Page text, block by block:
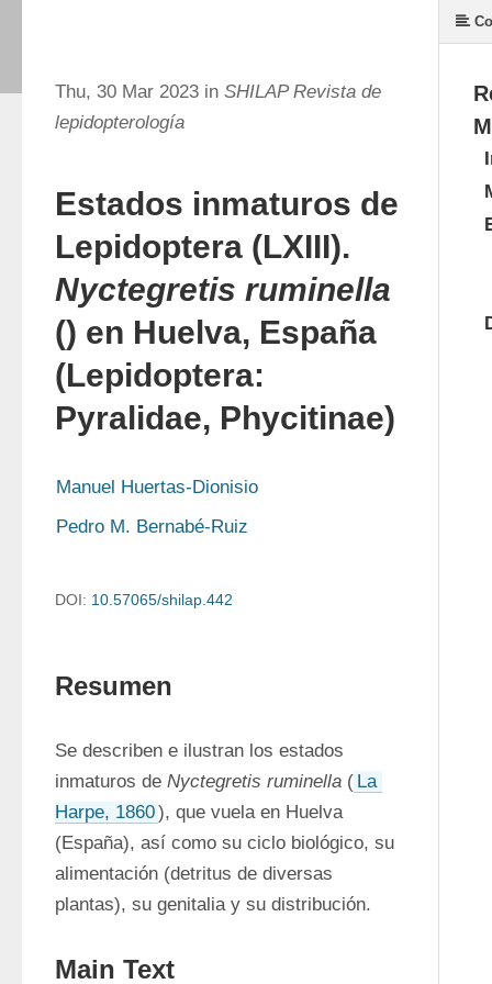
Thu, 30 Mar 2023 in SHILAP Revista de
lepidopterología
Estados inmaturos de
Lepidoptera (LXIII).
Nyctegretis ruminella
() en Huelva, España
(Lepidoptera:
Pyralidae, Phycitinae)
Manuel Huertas-Dionisio
Pedro M. Bernabé-Ruiz
DOI: 10.57065/shilap.442
Resumen
Se describen e ilustran los estados
inmaturos de Nyctegretis ruminella ( La
Harpe, 1860), que vuela en Huelva
(España), así como su ciclo biológico, su
alimentación (detritus de diversas
plantas), su genitalia y su distribución.
Main Text